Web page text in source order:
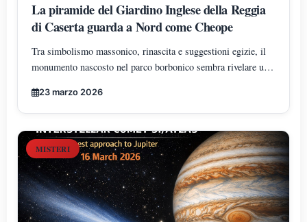
La piramide del Giardino Inglese della Reggia
di Caserta guarda a Nord come Cheope
Tra simbolismo massonico, rinascita e suggestioni egizie, il
monumento nascosto nel parco borbonico sembra rivelare una
sintonia ideale con la Grande Piramide
23 marzo 2026
MISTERI